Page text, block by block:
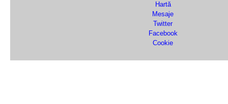
Hartă
Mesaje
Twitter
Facebook
Cookie